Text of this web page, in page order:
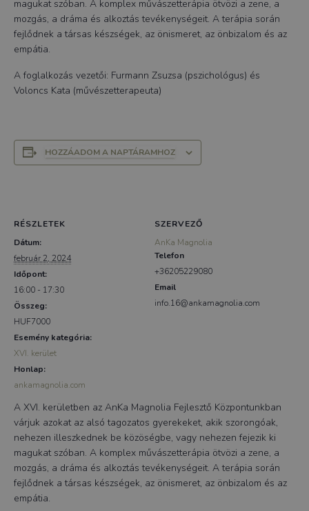
magukat szóban. A komplex művászetterápia ötvözi a zene, a
mozgás, a dráma és alkoztás tevékenységeit. A terápia során
fejlődnek a társas készségek, az önismeret, az önbizalom és az
empátia.
A foglalkozás vezetői: Furmann Zsuzsa (pszichológus) és
Voloncs Kata (művészetterapeuta)
HOZZÁADOM A NAPTÁRAMHOZ
RÉSZLETEK
Dátum:
február 2, 2024
Időpont:
16:00 - 17:30
Összeg:
HUF7000
Esemény kategória:
XVI. kerület
Honlap:
ankamagnolia.com
SZERVEZŐ
AnKa Magnolia
Telefon
+36205229080
Email
info.16@ankamagnolia.com
A XVI. kerületben az AnKa Magnolia Fejlesztő Központunkban
várjuk azokat az alsó tagozatos gyerekeket, akik szorongóak,
nehezen illeszkednek be közöségbe, vagy nehezen fejezik ki
magukat szóban. A komplex művászetterápia ötvözi a zene, a
mozgás, a dráma és alkoztás tevékenységeit. A terápia során
fejlődnek a társas készségek, az önismeret, az önbizalom és az
empátia.